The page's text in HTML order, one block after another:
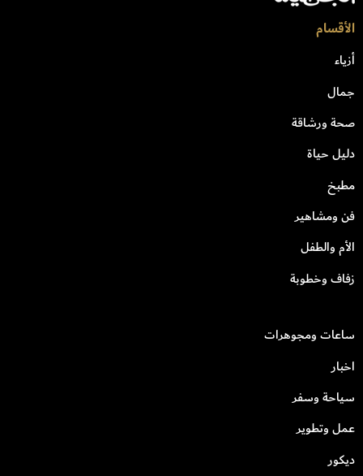
الأقسام
أزياء
جمال
صحة ورشاقة
دليل حياة
مطبخ
فن ومشاهير
الأم والطفل
زفاف وخطوبة
ساعات ومجوهرات
اخبار
سياحة وسفر
عمل وتطوير
ديكور